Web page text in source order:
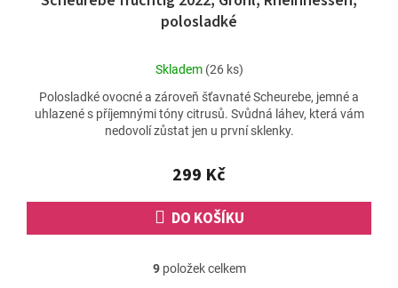
polosladké
Průměrné
produktu
je
5,0
5
hvězdiček.
Skladem (26 ks)
299 Kč
DO KOŠÍKU
Polosladké ovocné a zároveň šťavnaté Scheurebe, jemné a
uhlazené s příjemnými tóny citrusů. Svůdná láhev, která vám
nedovolí zůstat jen u první sklenky.
O
9položek celkem